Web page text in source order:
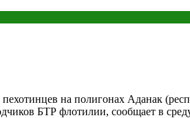
на полигонах Аданак
БТР флотилии, сообщает в